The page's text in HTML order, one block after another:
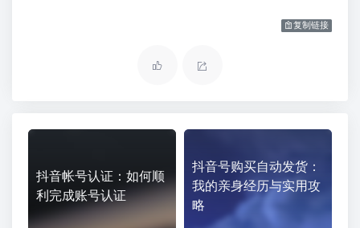
复制链接
抖音帐号认证：如何顺
利完成账号认证
抖音号购买自动发货：
我的亲身经历与实用攻
略